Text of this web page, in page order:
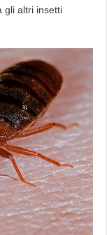
gli altri insetti